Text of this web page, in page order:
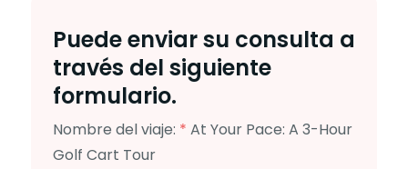
Puede enviar su consulta a
través del siguiente
formulario.
Nombre del viaje: * At Your Pace: A 3-Hour
Golf Cart Tour